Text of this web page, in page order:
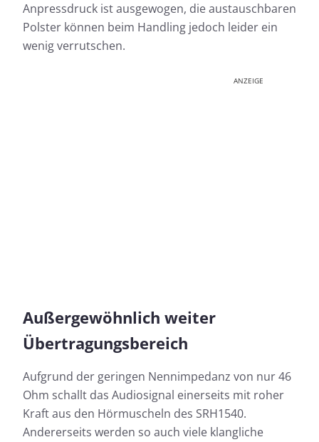
Anpressdruck ist ausgewogen, die austauschbaren
Polster können beim Handling jedoch leider ein
wenig verrutschen.
ANZEIGE
Außergewöhnlich weiter
Übertragungsbereich
Aufgrund der geringen Nennimpedanz von nur 46
Ohm schallt das Audiosignal einerseits mit roher
Kraft aus den Hörmuscheln des SRH1540.
Andererseits werden so auch viele klangliche